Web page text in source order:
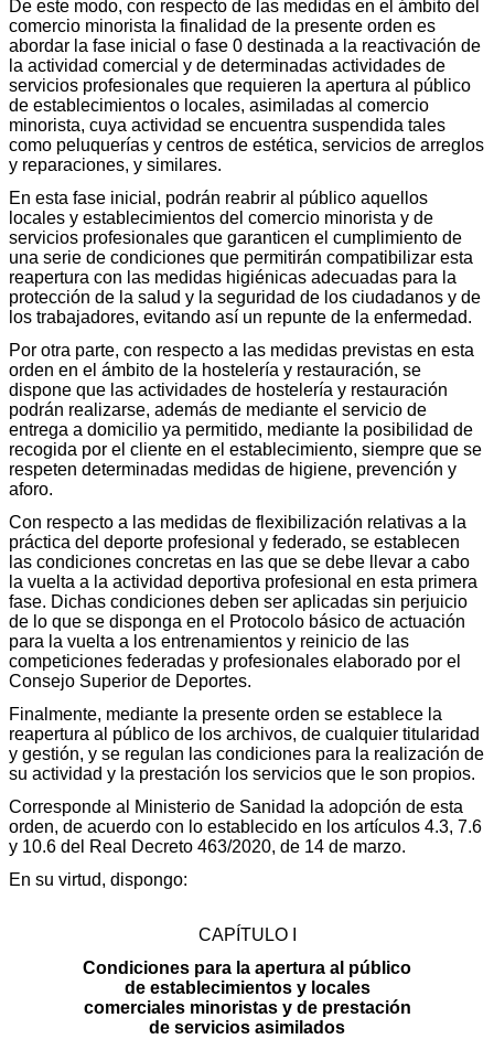
De este modo, con respecto de las medidas en el ámbito del
comercio minorista la finalidad de la presente orden es
abordar la fase inicial o fase 0 destinada a la reactivación de
la actividad comercial y de determinadas actividades de
servicios profesionales que requieren la apertura al público
de establecimientos o locales, asimiladas al comercio
minorista, cuya actividad se encuentra suspendida tales
como peluquerías y centros de estética, servicios de arreglos
y reparaciones, y similares.
En esta fase inicial, podrán reabrir al público aquellos
locales y establecimientos del comercio minorista y de
servicios profesionales que garanticen el cumplimiento de
una serie de condiciones que permitirán compatibilizar esta
reapertura con las medidas higiénicas adecuadas para la
protección de la salud y la seguridad de los ciudadanos y de
los trabajadores, evitando así un repunte de la enfermedad.
Por otra parte, con respecto a las medidas previstas en esta
orden en el ámbito de la hostelería y restauración, se
dispone que las actividades de hostelería y restauración
podrán realizarse, además de mediante el servicio de
entrega a domicilio ya permitido, mediante la posibilidad de
recogida por el cliente en el establecimiento, siempre que se
respeten determinadas medidas de higiene, prevención y
aforo.
Con respecto a las medidas de flexibilización relativas a la
práctica del deporte profesional y federado, se establecen
las condiciones concretas en las que se debe llevar a cabo
la vuelta a la actividad deportiva profesional en esta primera
fase. Dichas condiciones deben ser aplicadas sin perjuicio
de lo que se disponga en el Protocolo básico de actuación
para la vuelta a los entrenamientos y reinicio de las
competiciones federadas y profesionales elaborado por el
Consejo Superior de Deportes.
Finalmente, mediante la presente orden se establece la
reapertura al público de los archivos, de cualquier titularidad
y gestión, y se regulan las condiciones para la realización de
su actividad y la prestación los servicios que le son propios.
Corresponde al Ministerio de Sanidad la adopción de esta
orden, de acuerdo con lo establecido en los artículos 4.3, 7.6
y 10.6 del Real Decreto 463/2020, de 14 de marzo.
En su virtud, dispongo:
CAPÍTULO I
Condiciones para la apertura al público
de establecimientos y locales
comerciales minoristas y de prestación
de servicios asimilados